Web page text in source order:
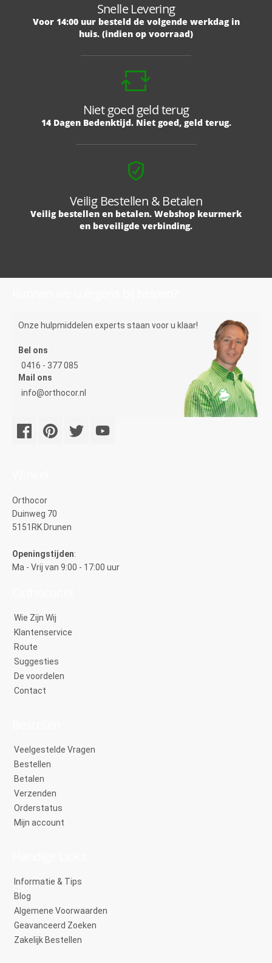
Snelle Levering
Voor 14:00 uur besteld de volgende werkdag in
huis. (indien op voorraad)
Niet goed geld terug
14 Dagen Bedenktijd. Niet goed, geld terug.
Veilig Bestellen & Betalen
Veilig bestellen en betalen. Webshop keurmerk
en beveiligde verbinding.
Onze hulpmiddelen experts staan voor u klaar!
Bel ons
0416 - 377 085
Mail ons
info@orthocor.nl
Orthocor
Duinweg 70
5151RK Drunen
Openingstijden:
Ma - Vrij van 9:00 - 17:00 uur
Wie Zijn Wij
Klantenservice
Route
Suggesties
De voordelen
Contact
Veelgestelde Vragen
Bestellen
Betalen
Verzenden
Orderstatus
Mijn account
Informatie & Tips
Blog
Algemene Voorwaarden
Geavanceerd Zoeken
Zakelijk Bestellen